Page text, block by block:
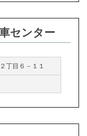
センター
丁目６－１１